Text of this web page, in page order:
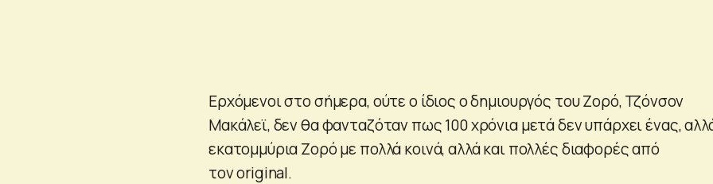
Ερχόμενοι στο σήμερα, ούτε ο ίδιος ο δημιουργός του Ζορό, Τζόνσον
Μακάλεϊ, δεν θα φανταζόταν πως 100 χρόνια μετά δεν υπάρχει ένας,
εκατομμύρια Ζορό με πολλά κοινά, αλλά και πολλές διαφορές από
τον original.